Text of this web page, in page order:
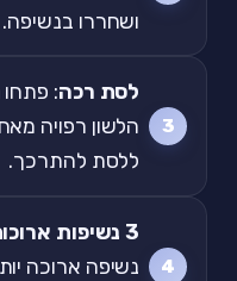
ושחררו בנשיפה.
לסת רכה:
הלשון רפויה
ללסת להתרכך.
3 נשיפות ארוכות
נשיפה ארוכה